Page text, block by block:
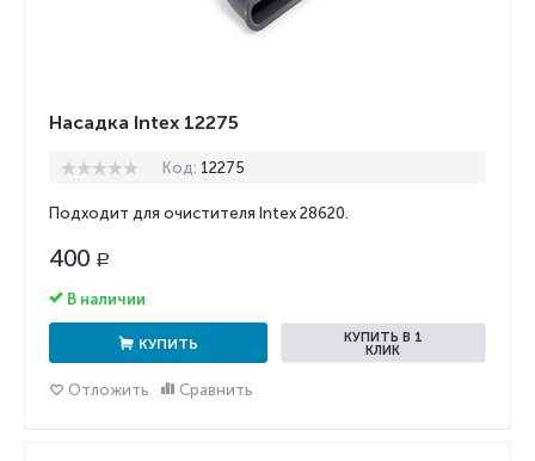
Насадка Intex 12275
Код: 12275
Подходит для очистителя Intex 28620.
400 Р
В наличии
КУПИТЬ
КУПИТЬ В 1
КЛИК
Отложить Сравнить